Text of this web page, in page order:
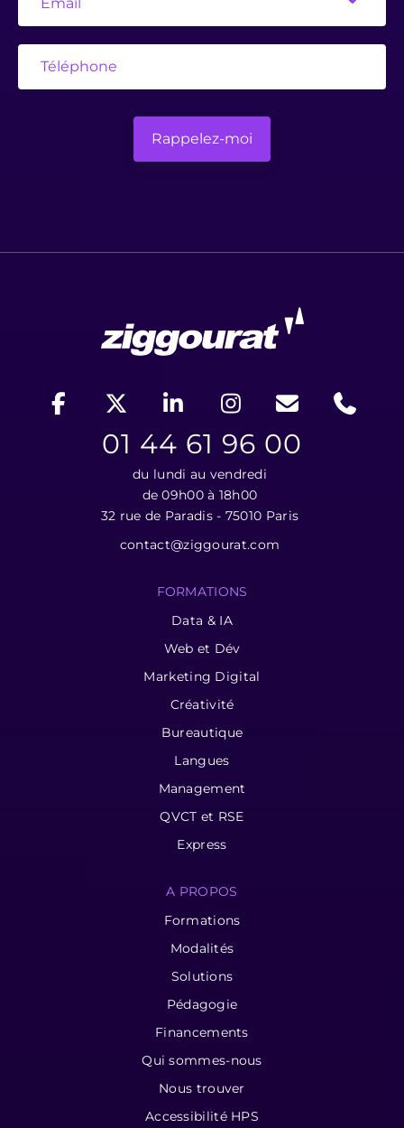
01 44 61 96 00
du lundi au vendredi
de 09h00 à 18h00
32 rue de Paradis - 75010 Paris
contact@ziggourat.com
FORMATIONS
Data & IA
Web et Dév
Marketing Digital
Créativité
Bureautique
Langues
Management
QVCT et RSE
Express
A PROPOS
Formations
Modalités
Solutions
Pédagogie
Financements
Qui sommes-nous
Nous trouver
Accessibilité HPS